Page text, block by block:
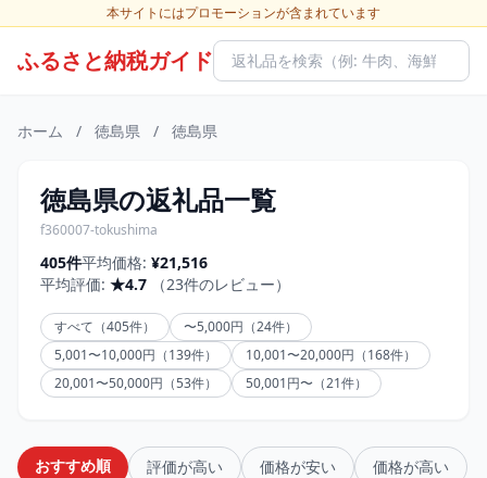
本サイトにはプロモーションが含まれています
ふるさと納税ガイド
ホーム / 徳島県 / 徳島県
徳島県の返礼品一覧
f360007-tokushima
405件平均価格: ¥21,516
平均評価: ★4.7 （23件のレビュー）
すべて（405件）
〜5,000円（24件）
5,001〜10,000円（139件）
10,001〜20,000円（168件）
20,001〜50,000円（53件）
50,001円〜（21件）
おすすめ順 評価が高い 価格が安い 価格が高い